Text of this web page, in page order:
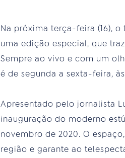
Na próxima terça-feira (16),
uma edição especial, que
Sempre ao vivo e com um
é de segunda a sexta-feira,
Apresentado pelo jornalista
inauguração do moderno
novembro de 2020. O
região e garante ao